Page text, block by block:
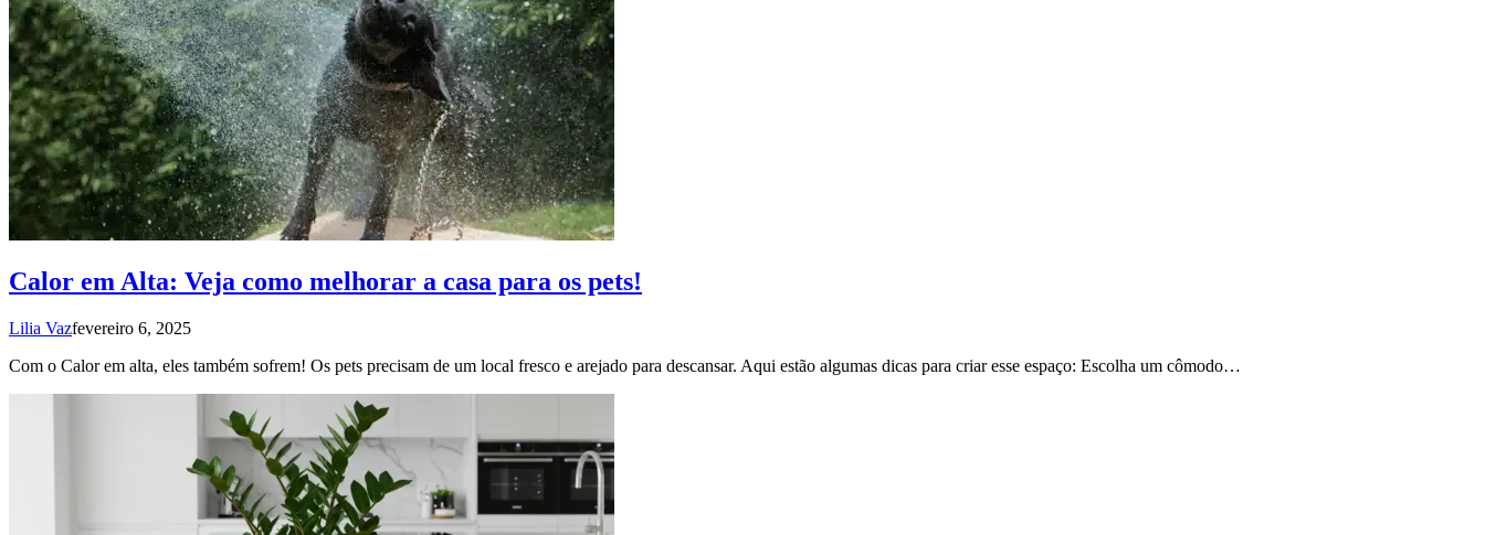
Calor em Alta: Veja como melhorar a casa para os pets!
Lilia Vazfevereiro 6, 2025
Com o Calor em alta, eles também sofrem! Os pets precisam de um local fresco e arejado para descansar. Aqui estão algumas dicas para criar esse espaço: Escolha um cômodo…